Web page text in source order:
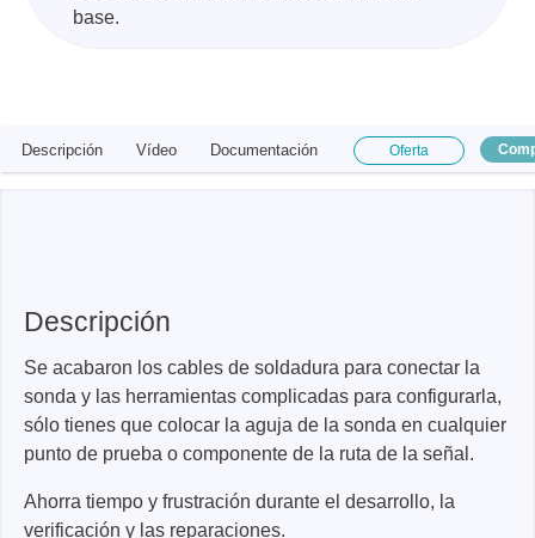
base.
Descripción Vídeo Documentación Oferta
Descripción
Se acabaron los cables de soldadura para conectar la
sonda y las herramientas complicadas para configurarla,
sólo tienes que colocar la aguja de la sonda en cualquier
punto de prueba o componente de la ruta de la señal.
Ahorra tiempo y frustración durante el desarrollo, la
verificación y las reparaciones.